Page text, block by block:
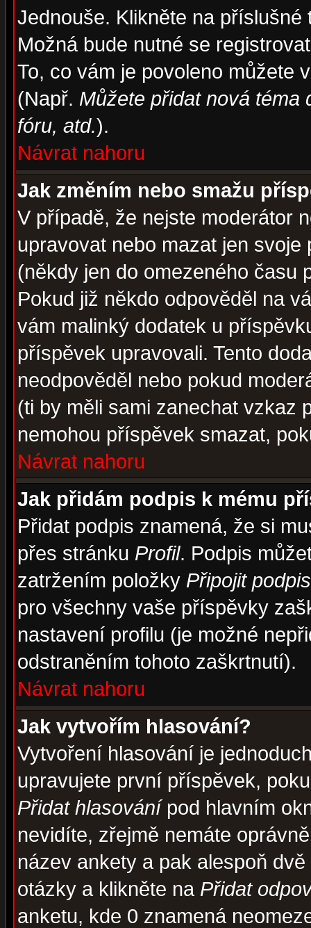
Jednouše. Klikněte na
Možná bude nutné se
To, co vám je povoleno můžete
(Např. Můžete přidat nová téma
fóru, atd.).
Návrat nahoru
Jak změním nebo smažu
V případě, že nejste moderátor
upravovat nebo mazat jen
(někdy jen do omezeného
Pokud již někdo odpověděl na
vám malinký dodatek u
příspěvek upravovali. Tento
neodpověděl nebo pokud
(ti by měli sami zanechat vzkaz
nemohou příspěvek smazat,
Návrat nahoru
Jak přidám podpis k mému
Přidat podpis znamená, že si
přes stránku Profil. Podpis
zatržením položky Připojit podpis
pro všechny vaše příspěvky
nastavení profilu (je možné
odstraněním tohoto zaškrtnutí).
Návrat nahoru
Jak vytvořím hlasování?
Vytvoření hlasování je
upravujete první příspěvek,
Přidat hlasovánípod hlavním
nevidíte, zřejmě nemáte
název ankety a pak alespoň
otázky a klikněte na Přidat
anketu, kde 0 znamená